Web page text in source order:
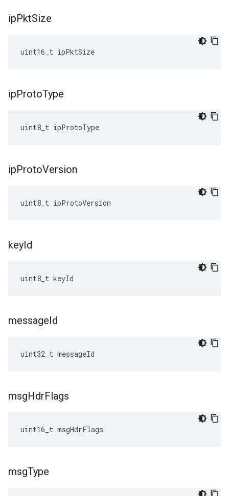
ipPktSize
uint16_t ipPktSize
ipProtoType
uint8_t ipProtoType
ipProtoVersion
uint8_t ipProtoVersion
keyId
uint8_t keyId
messageId
uint32_t messageId
msgHdrFlags
uint16_t msgHdrFlags
msgType